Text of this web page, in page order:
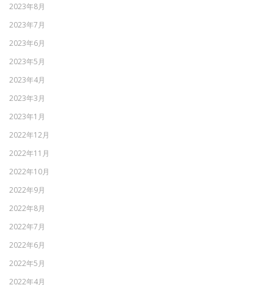
2023年8月
2023年7月
2023年6月
2023年5月
2023年4月
2023年3月
2023年1月
2022年12月
2022年11月
2022年10月
2022年9月
2022年8月
2022年7月
2022年6月
2022年5月
2022年4月